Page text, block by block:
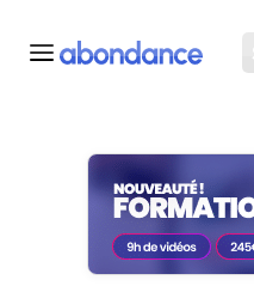
Toutes les actus
Actus SEO
Plateforme